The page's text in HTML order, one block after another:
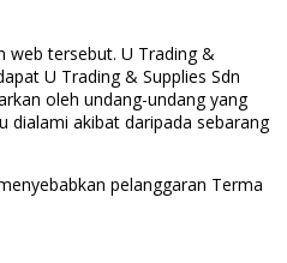
web tersebut. U Trading &
U Trading & Supplies Sdn
oleh undang-undang yang
dialami akibat daripada sebarang
pelanggaran Terma